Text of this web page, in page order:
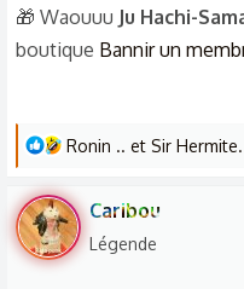
🎁 Waouuu Ju Hachi-
boutique Bannir un
L
s
r
é
Ronin .. et Sir Hermite.
Caribou
Légende